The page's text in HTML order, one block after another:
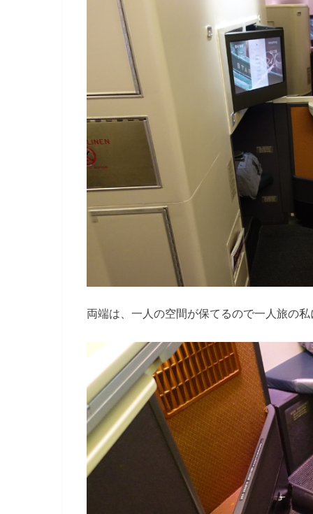
両端は、一人の空間が保てるので一人旅の